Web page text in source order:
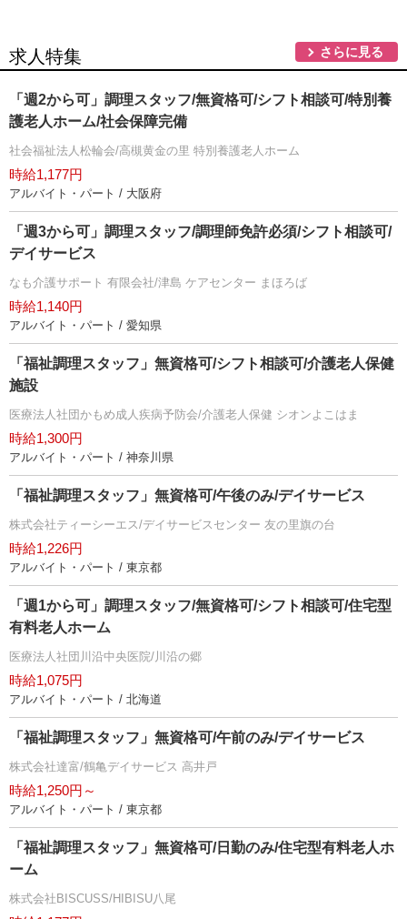
求人特集 さらに見る
「週2から可」調理スタッフ/無資格可/シフト相談可/特別養
護老人ホーム/社会保障完備
社会福祉法人松輪会/高槻黄金の里 特別養護老人ホーム
時給1,177円
アルバイト・パート / 大阪府
「週3から可」調理スタッフ/調理師免許必須/シフト相談可/
デイサービス
なも介護サポート 有限会社/津島 ケアセンター まほろば
時給1,140円
アルバイト・パート / 愛知県
「福祉調理スタッフ」無資格可/シフト相談可/介護老人保健
施設
医療法人社団かもめ成人疾病予防会/介護老人保健 シオンよこはま
時給1,300円
アルバイト・パート / 神奈川県
「福祉調理スタッフ」無資格可/午後のみ/デイサービス
株式会社ティーシーエス/デイサービスセンター 友の里旗の台
時給1,226円
アルバイト・パート / 東京都
「週1から可」調理スタッフ/無資格可/シフト相談可/住宅型
有料老人ホーム
医療法人社団川沿中央医院/川沿の郷
時給1,075円
アルバイト・パート / 北海道
「福祉調理スタッフ」無資格可/午前のみ/デイサービス
株式会社達富/鶴亀デイサービス 高井戸
時給1,250円～
アルバイト・パート / 東京都
「福祉調理スタッフ」無資格可/日勤のみ/住宅型有料老人ホ
ーム
株式会社BISCUSS/HIBISU八尾